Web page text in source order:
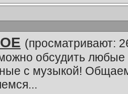
(просматривают:
обсудить
с музыкой!